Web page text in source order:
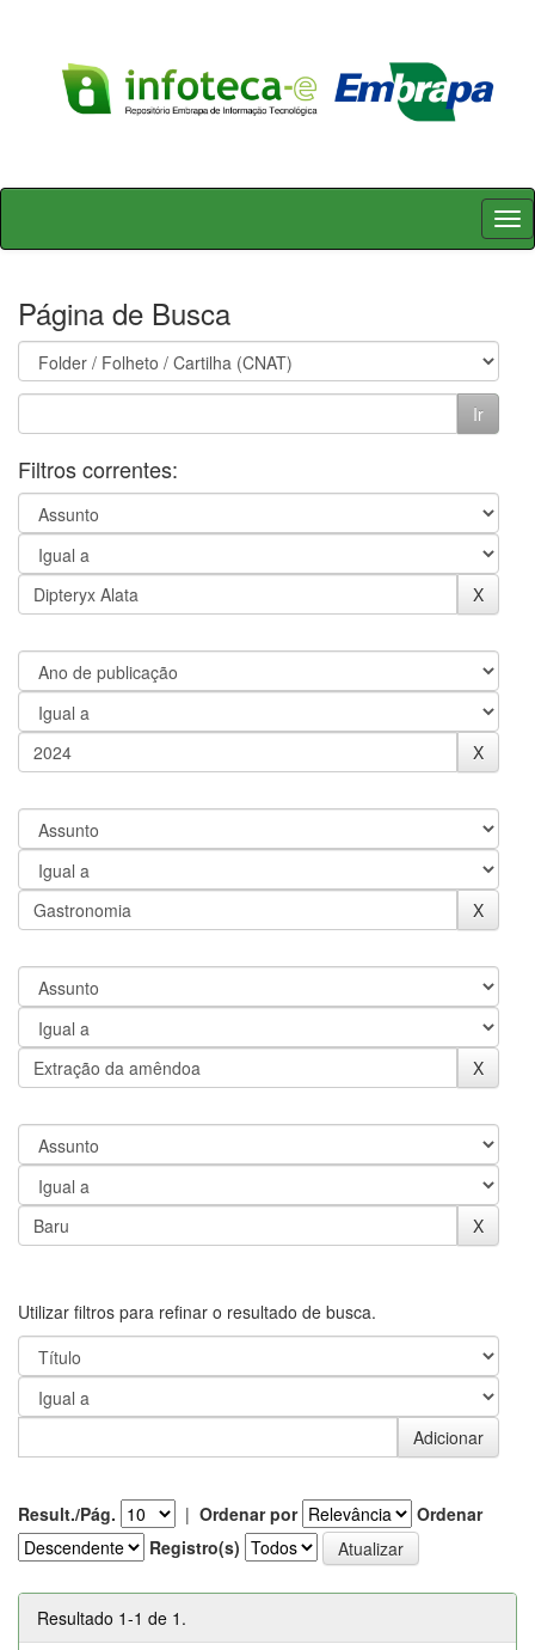
Skip
Página de Busca
Filtros correntes:
Utilizar filtros para refinar o resultado de busca.
Result./Pág. | Ordenar por
Ordenar
Registro(s)
Resultado 1-1 de 1.